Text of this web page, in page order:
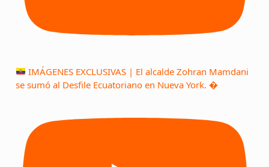
IMÁGENES EXCLUSIVAS | El alcalde Zohran Mamdani
se sumó al Desfile Ecuatoriano en Nueva York. �